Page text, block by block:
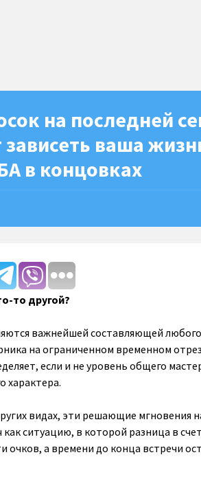
на последней
зависеть ваша
в концовках
то другой?
важнейшей составляющей
на ограниченном временном
если и не уровень общего
характера.
видах, эти решающие мгновения
ситуацию, в которой разница в
очков, а времени до конца встречи